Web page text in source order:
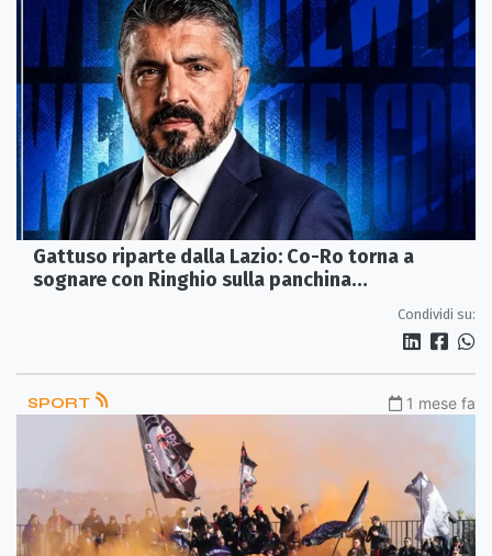
Gattuso riparte dalla Lazio: Co-Ro torna a
sognare con Ringhio sulla panchina
Condividi su:
SPORT 1 mese fa